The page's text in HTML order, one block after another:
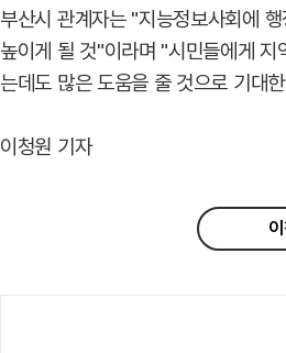
부산시 관계자는 "지능정보사회에
높이게 될 것"이라며 "시민들에게 지
는데도 많은 도움을 줄 것으로 기대
이청원 기자